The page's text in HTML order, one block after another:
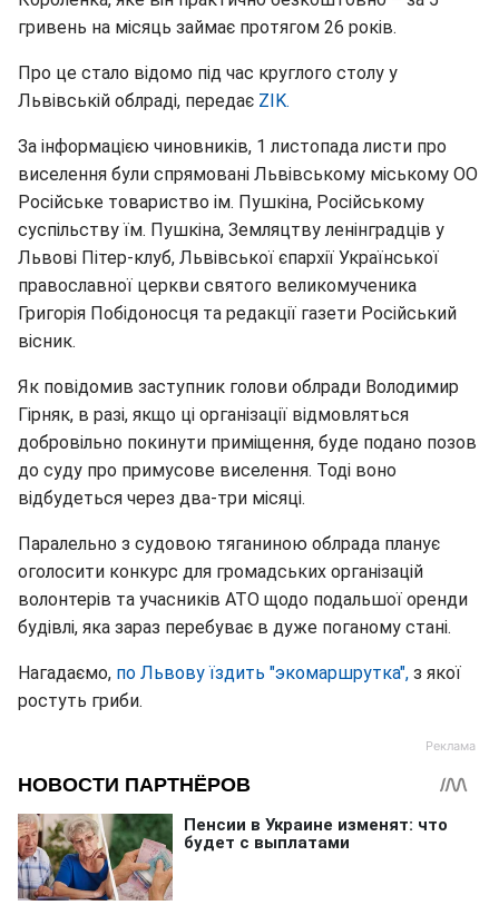
гривень на місяць займає протягом 26 років.
Про це стало відомо під час круглого столу у
Львівській облраді, передає ZIK.
За інформацією чиновників, 1 листопада листи про
виселення були спрямовані Львівському міському ОО
Російське товариство ім. Пушкіна, Російському
суспільству їм. Пушкіна, Земляцтву ленінградців у
Львові Пітер-клуб, Львівської єпархії Української
православної церкви святого великомученика
Григорія Побідоносця та редакції газети Російський
вісник.
Як повідомив заступник голови облради Володимир
Гірняк, в разі, якщо ці організації відмовляться
добровільно покинути приміщення, буде подано позов
до суду про примусове виселення. Тоді воно
відбудеться через два-три місяці.
Паралельно з судовою тяганиною облрада планує
оголосити конкурс для громадських організацій
волонтерів та учасників АТО щодо подальшої оренди
будівлі, яка зараз перебуває в дуже поганому стані.
Нагадаємо, по Львову їздить "экомаршрутка", з якої
ростуть гриби.